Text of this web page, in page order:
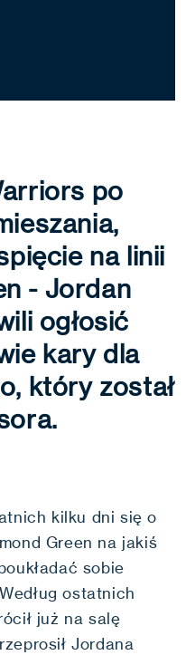
po
na linii
- Jordan
ogłosić
kary dla
który został
kilku dni się o
Green na jakiś
sobie
ostatnich
już na salę
Jordana